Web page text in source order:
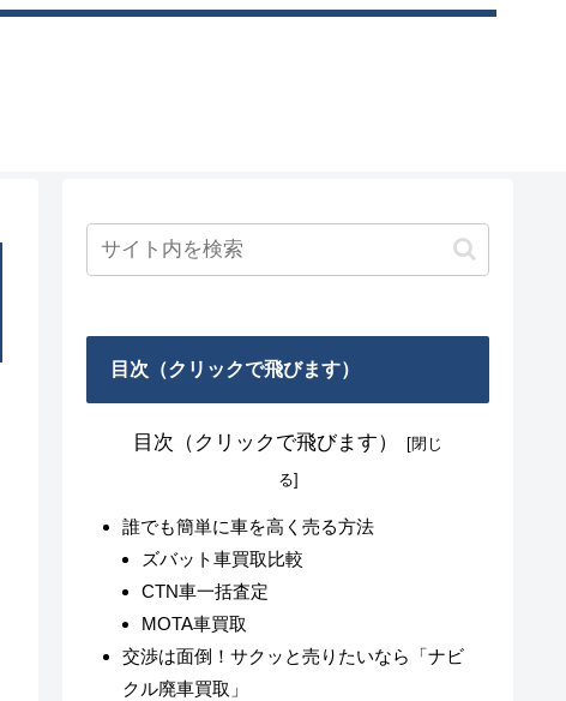
目次（クリックで飛びます）
目次（クリックで飛びます）
誰でも簡単に車を高く売る方法
ズバット車買取比較
CTN車一括査定
MOTA車買取
交渉は面倒！サクッと売りたいなら「ナビ
クル廃車買取」